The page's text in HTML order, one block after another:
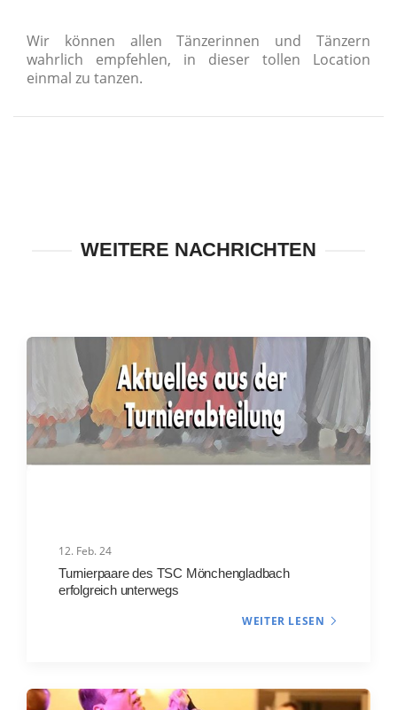
Wir können allen Tänzerinnen und Tänzern
wahrlich empfehlen, in dieser tollen Location
einmal zu tanzen.
WEITERE NACHRICHTEN
12. Feb. 24
Turnierpaare des TSC Mönchengladbach
erfolgreich unterwegs
WEITER LESEN